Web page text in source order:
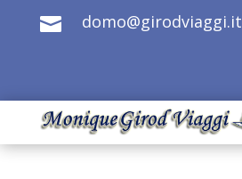
 domo@girodviaggi.it